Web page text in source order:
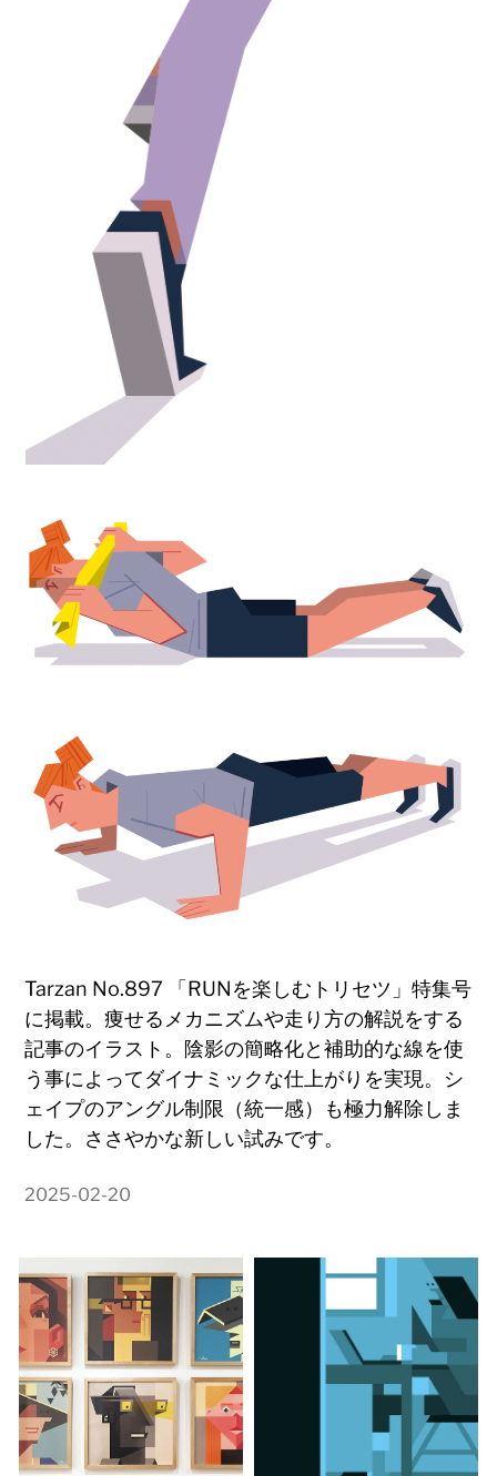
Tarzan No.897 「RUNを楽しむトリセツ」特集号
に掲載。痩せるメカニズムや走り方の解説をする
記事のイラスト。陰影の簡略化と補助的な線を使
う事によってダイナミックな仕上がりを実現。シ
ェイプのアングル制限（統一感）も極力解除しま
した。ささやかな新しい試みです。
2025-02-20